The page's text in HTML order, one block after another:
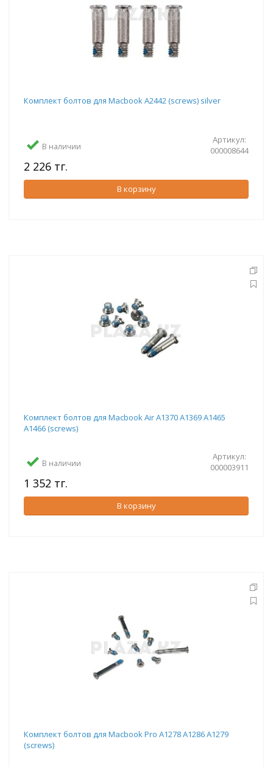
Комплект болтов для Macbook A2442 (screws) silver
В наличии
Артикул:
000008644
2 226 тг.
В корзину
Комплект болтов для Macbook Air A1370 A1369 A1465
A1466 (screws)
В наличии
Артикул:
000003911
1 352 тг.
В корзину
Комплект болтов для Macbook Pro A1278 A1286 A1279
(screws)